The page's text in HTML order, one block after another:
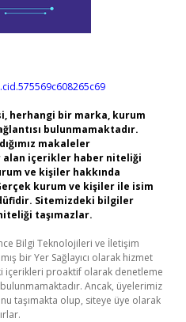
herhangi bir marka, kurum
bulunmamaktadır.
makaleler
alan içerikler haber niteliği
ve kişiler hakkında
kurum ve kişiler ile isim
Sitemizdeki bilgiler
taşımazlar.
Bilgi Teknolojileri ve İletişim
bir Yer Sağlayıcı olarak hizmet
içerikleri proaktif olarak denetleme
Ancak, üyelerimiz
taşımakta olup, siteye üye olarak